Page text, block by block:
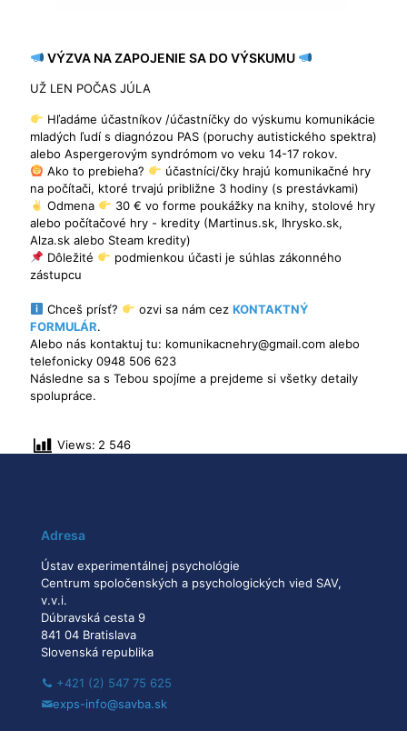
VÝZVA NA ZAPOJENIE SA DO VÝSKUMU
UŽ LEN POČAS JÚLA
Hľadáme účastníkov /účastníčky do výskumu komunikácie
mladých ľudí s diagnózou PAS (poruchy autistického spektra)
alebo Aspergerovým syndrómom vo veku 14-17 rokov.
Ako to prebieha?
účastníci/čky hrajú komunikačné hry
na počítači, ktoré trvajú približne 3 hodiny (s prestávkami)
Odmena
30 € vo forme poukážky na knihy, stolové hry
alebo počítačové hry - kredity (Martinus.sk, Ihrysko.sk,
Alza.sk alebo Steam kredity)
Dôležité
podmienkou účasti je súhlas zákonného
zástupcu
Chceš prísť? ozvi sa nám cez KONTAKTNÝ
FORMULÁR.
Alebo nás kontaktuj tu: komunikacnehry@gmail.com alebo
telefonicky 0948 506 623
Následne sa s Tebou spojíme a prejdeme si všetky detaily
spolupráce.
Views: 2 546
Adresa
Ústav experimentálnej psychológie
Centrum spoločenských a psychologických vied SAV,
v.v.i.
Dúbravská cesta 9
841 04 Bratislava
Slovenská republika
+421 (2) 547 75 625
exps-info@savba.sk